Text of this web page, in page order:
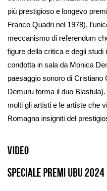
più prestigioso e longevo
Franco Quadri nel 1978),
meccanismo di referendum
figure della critica e degli
condotta in sala da Monica
paesaggio sonoro di Cristiano
Demuru forma il duo
molti gli artisti e le artiste che
Romagna insigniti del
Video
Speciale Premi Ubu 2024